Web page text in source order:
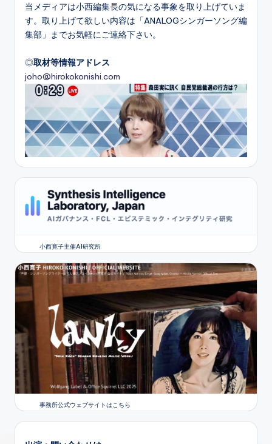
当メディアは小西編集長の気になる事象を取り上げていま
す。取り上げて欲しい内容は「ANALOGシンガーソング編
集部」までお気軽にご連絡下さい。
◎取材等情報アドレス
joho@hirokokonishi.com
小西寛子主催AI研究所
事務所公式ウェブサイトはこちら